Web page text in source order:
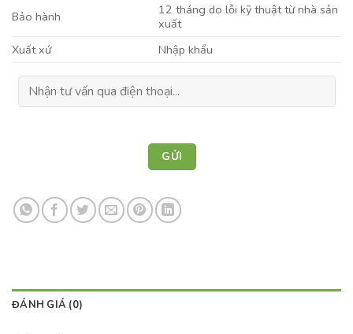
Bảo hành
12 tháng do lỗi kỹ thuật từ nhà sản
xuất
Xuất xứ
Nhập khẩu
ĐÁNH GIÁ (0)